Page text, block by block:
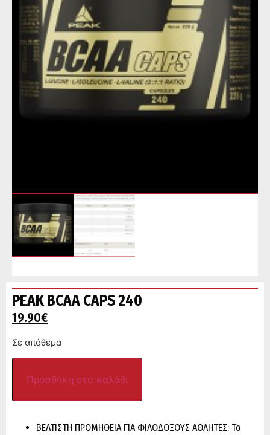
PEAK BCAA CAPS 240
19.90€
Σε απόθεμα
Προσθήκη στο καλάθι
ΒΕΛΤΙΣΤΗ ΠΡΟΜΗΘΕΙΑ ΓΙΑ ΦΙΛΟΔΟΞΟΥΣ ΑΘΛΗΤΕΣ: Τα